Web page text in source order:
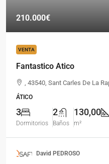
210.000€
VENTA
Fantastico Atico
, 43540, Sant Carles De La
ÁTICO
3
Dormitorios
2
Baños
130,00
m²
David PEDROSO